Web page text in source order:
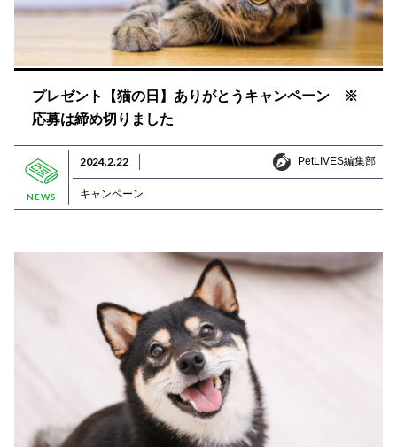
プレゼント【猫の日】ありがとうキャンペーン ※
応募は締め切りました
NEWS
2024.2.22 PetLIVES編集部
PetLIVES編集部
キャンペーン